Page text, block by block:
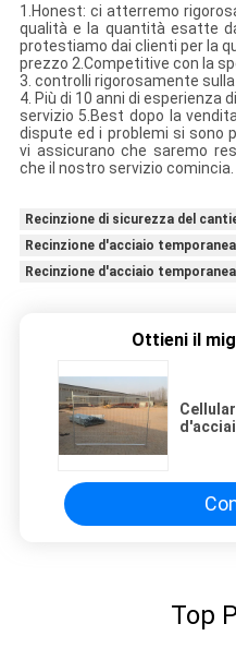
1.Honest: ci atterremo
qualità e la quantità esatte
protestiamo dai clienti per la
prezzo 2.Competitive con la
3. controlli rigorosamente sulla
4. Più di 10 anni di esperienza
servizio 5.Best dopo la
dispute ed i problemi si sono
vi assicurano che saremo
che il nostro servizio comincia.
Recinzione di sicurezza del
Recinzione d'acciaio
Recinzione d'acciaio
Ottieni il
Top